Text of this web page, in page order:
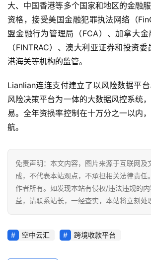
大、中国香港等多个国家和地区的金融
资格，接受美国金融犯罪执法网络（
盟金融行为管理局（FCA）、加拿大
（FINTRAC）、澳大利亚证券和投资
港海关等机构的监管。
Lianlian连连支付建立了以风险数据平台
风险决策平台为一体的大数据风控系统
易。全年资损率控制在十万分之一以内
航。
免责声明：本文内容，图片来源于互联网及
成，不代表本站观点，不承担相关法律责任
作者所有。如发现本站有侵权/违法违规的
益，请联系站长，一经查实，本站将立刻处
空中云汇 跨境收款平台